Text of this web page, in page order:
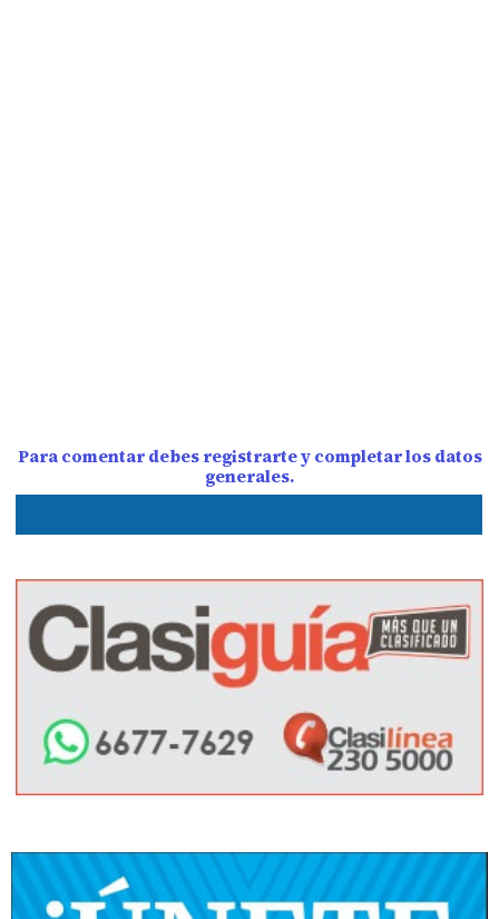
Para comentar debes registrarte y completar los datos
generales.